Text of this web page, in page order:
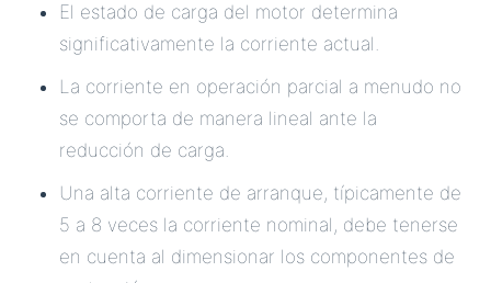
El estado de carga del motor determina
significativamente la corriente actual.
La corriente en operación parcial a menudo no
se comporta de manera lineal ante la
reducción de carga.
Una alta corriente de arranque, típicamente de
5 a 8 veces la corriente nominal, debe tenerse
en cuenta al dimensionar los componentes de